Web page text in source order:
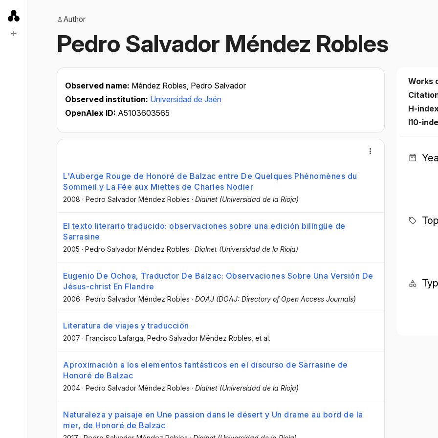
Author
Pedro Salvador Méndez Robles
Observed name: Méndez Robles, Pedro Salvador
Observed institution: Universidad de Jaén
OpenAlex ID: A5103603565
L'Auberge Rouge de Honoré de Balzac entre De Quelques Phénomènes du
Sommeil y La Fée aux Miettes de Charles Nodier
2008 · Pedro Salvador Méndez Robles · Dialnet (Universidad de la Rioja)
El texto literario traducido: observaciones sobre una edición bilingüe de
Sarrasine
2005 · Pedro Salvador Méndez Robles · Dialnet (Universidad de la Rioja)
Eugenio De Ochoa, Traductor De Balzac: Observaciones Sobre Una Versión De
Jésus-christ En Flandre
2006 · Pedro Salvador Méndez Robles · DOAJ (DOAJ: Directory of Open Access Journals)
Literatura de viajes y traducción
2007 · Francisco Lafarga , Pedro Salvador Méndez Robles , et al.
Aproximación a los elementos fantásticos en el discurso de Sarrasine de
Honoré de Balzac
2004 · Pedro Salvador Méndez Robles · Dialnet (Universidad de la Rioja)
Naturaleza y paisaje en Une passion dans le désert y Un drame au bord de la
mer, de Honoré de Balzac
Works
H-
I10-